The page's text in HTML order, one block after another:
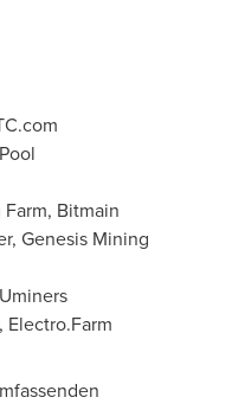
Bitmain
Genesis Mining
Electro.Farm